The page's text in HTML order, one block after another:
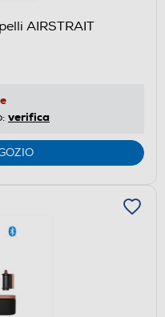
AIRSTRAIT
verifica